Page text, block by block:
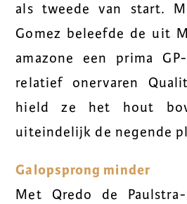
als tweede van start.
Gomez beleefde de uit
amazone een prima
relatief onervaren
hield ze het hout
uiteindelijk de negende
Galopsprong minder
Met Qredo de